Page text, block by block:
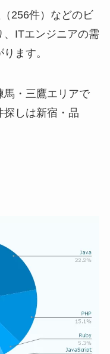
256件）などのビ
、ITエンジニアの需
ます。
馬・三鷹エリアで
探しは新宿・品